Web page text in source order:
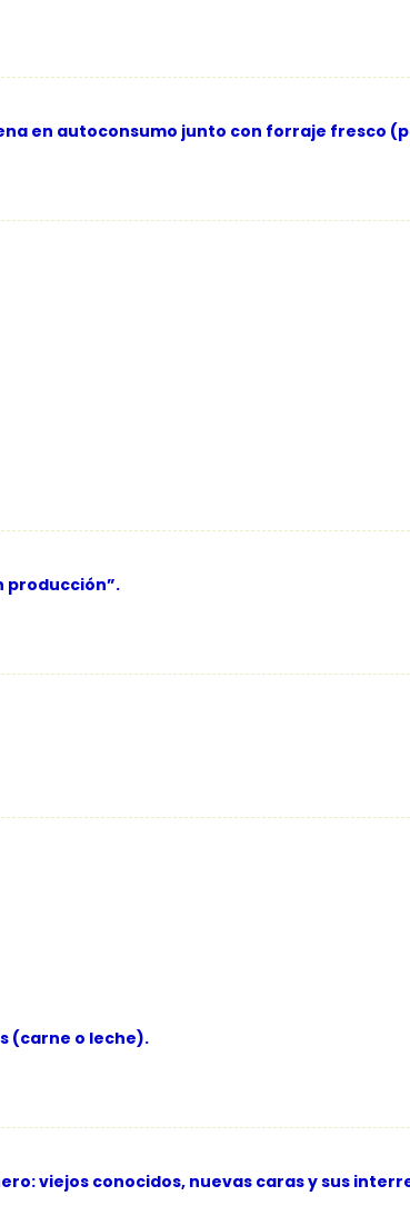
en autoconsumo junto con forraje fresco
producción”.
(carne o leche).
viejos conocidos, nuevas caras y sus